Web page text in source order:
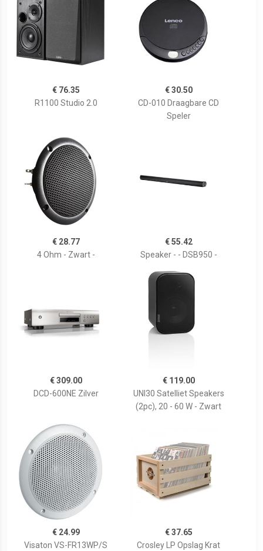
€ 76.35
R1100 Studio 2.0
€ 30.50
CD-010 Draagbare CD
Speler
€ 28.77
4 Ohm - Zwart -
€ 55.42
Speaker - - DSB950 -
€ 309.00
DCD-600NE Zilver
€ 119.00
UNI30 Satelliet Speakers
(2pc), 20 - 60 W - Zwart
€ 24.99
Visaton VS-FR13WP/S
€ 37.65
Crosley LP Opslag Krat